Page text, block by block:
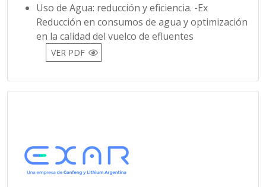
Uso de Agua: reducción y eficiencia. -Ex
Reducción en consumos de agua y optimización
en la calidad del vuelco de efluentes
VER PDF